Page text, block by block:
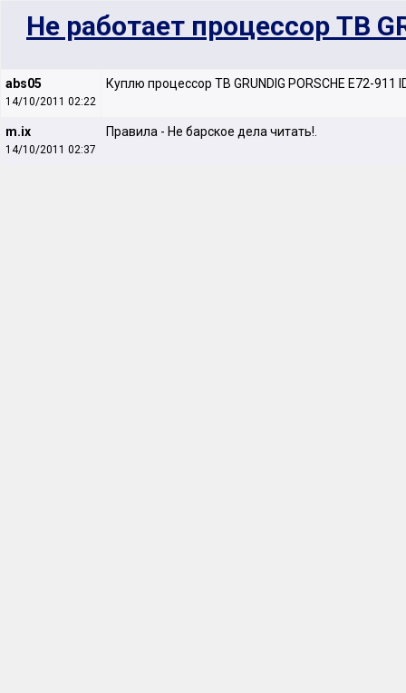
Не работает процессор ТВ
abs05
14/10/2011 02:22
Куплю процессор ТВ GRUNDIG PORSCHE E72-911
m.ix
14/10/2011 02:37
Правила - Не барское дела читать!.